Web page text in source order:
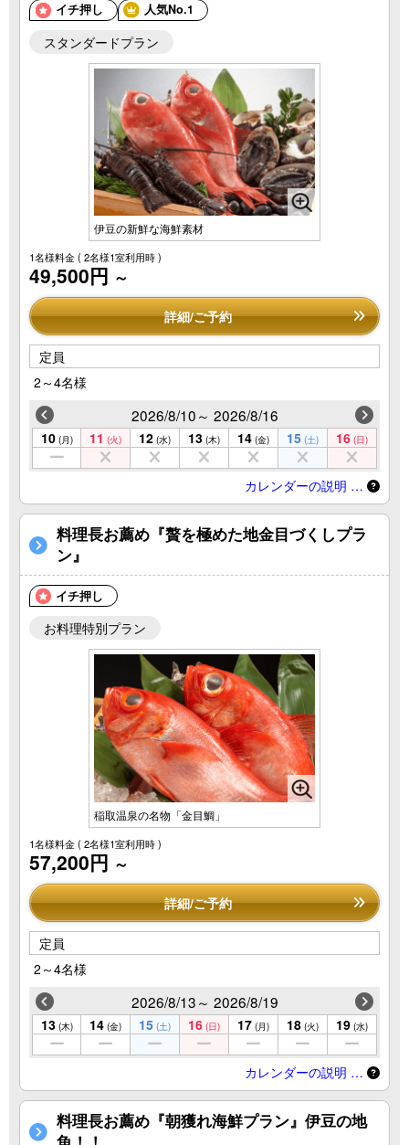
イチ押し 人気No.1
スタンダードプラン
伊豆の新鮮な海鮮素材
1名様料金( 2名様1室利用時 )
49,500円 ～
詳細/ご予約
定員
2～4名様
2026/8/10～ 2026/8/16
10 (月) 11 (火) 12 (水) 13 (木) 14 (金) 15 (土) 16 (日)
カレンダーの説明 …
料理長お薦め『贅を極めた地金目づくしプラ
ン』
イチ押し
お料理特別プラン
稲取温泉の名物「金目鯛」
1名様料金( 2名様1室利用時 )
57,200円 ～
詳細/ご予約
定員
2～4名様
2026/8/13～ 2026/8/19
13 (木) 14 (金) 15 (土) 16 (日) 17 (月) 18 (火) 19 (水)
カレンダーの説明 …
料理長お薦め『朝獲れ海鮮プラン』伊豆の地